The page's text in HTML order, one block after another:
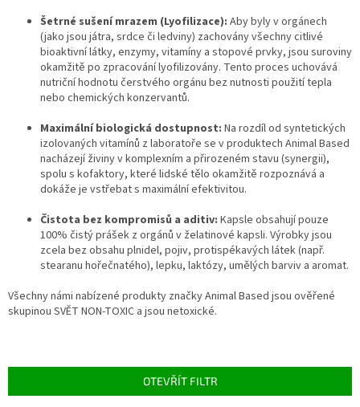
Šetrné sušení mrazem (Lyofilizace): Aby byly v orgánech
(jako jsou játra, srdce či ledviny) zachovány všechny citlivé
bioaktivní látky, enzymy, vitamíny a stopové prvky, jsou suroviny
okamžitě po zpracování lyofilizovány. Tento proces uchovává
nutriční hodnotu čerstvého orgánu bez nutnosti použití tepla
nebo chemických konzervantů.
Maximální biologická dostupnost: Na rozdíl od syntetických
izolovaných vitamínů z laboratoře se v produktech Animal Based
nacházejí živiny v komplexním a přirozeném stavu (synergii),
spolu s kofaktory, které lidské tělo okamžitě rozpoznává a
dokáže je vstřebat s maximální efektivitou.
Čistota bez kompromisů a aditiv: Kapsle obsahují pouze
100% čistý prášek z orgánů v želatinové kapsli. Výrobky jsou
zcela bez obsahu plnidel, pojiv, protispékavých látek (např.
stearanu hořečnatého), lepku, laktózy, umělých barviv a aromat.
Všechny námi nabízené produkty značky Animal Based jsou ověřené
skupinou SVĚT NON-TOXIC a jsou netoxické.
OTEVŘÍT FILTR